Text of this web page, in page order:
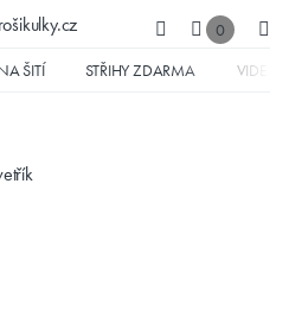
0
ŠITÍ STŘIHY ZDARMA VIDEA